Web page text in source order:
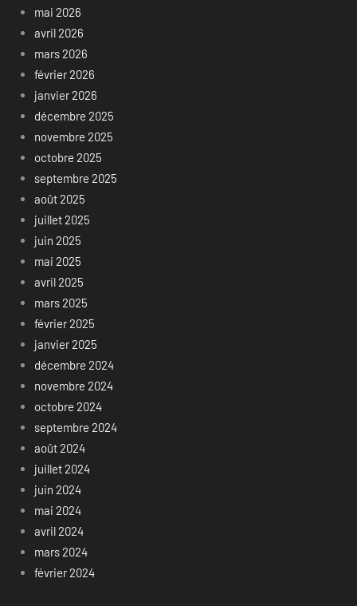
mai 2026
avril 2026
mars 2026
février 2026
janvier 2026
décembre 2025
novembre 2025
octobre 2025
septembre 2025
août 2025
juillet 2025
juin 2025
mai 2025
avril 2025
mars 2025
février 2025
janvier 2025
décembre 2024
novembre 2024
octobre 2024
septembre 2024
août 2024
juillet 2024
juin 2024
mai 2024
avril 2024
mars 2024
février 2024